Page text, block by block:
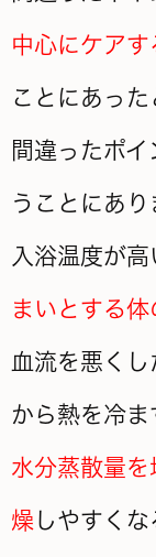
中心にケアす
ことにあっ
間違ったポイ
うことにあり
入浴温度が
まいとする体
血流を悪くし
から熱を冷ま
水分蒸散量を
燥 しやすくな